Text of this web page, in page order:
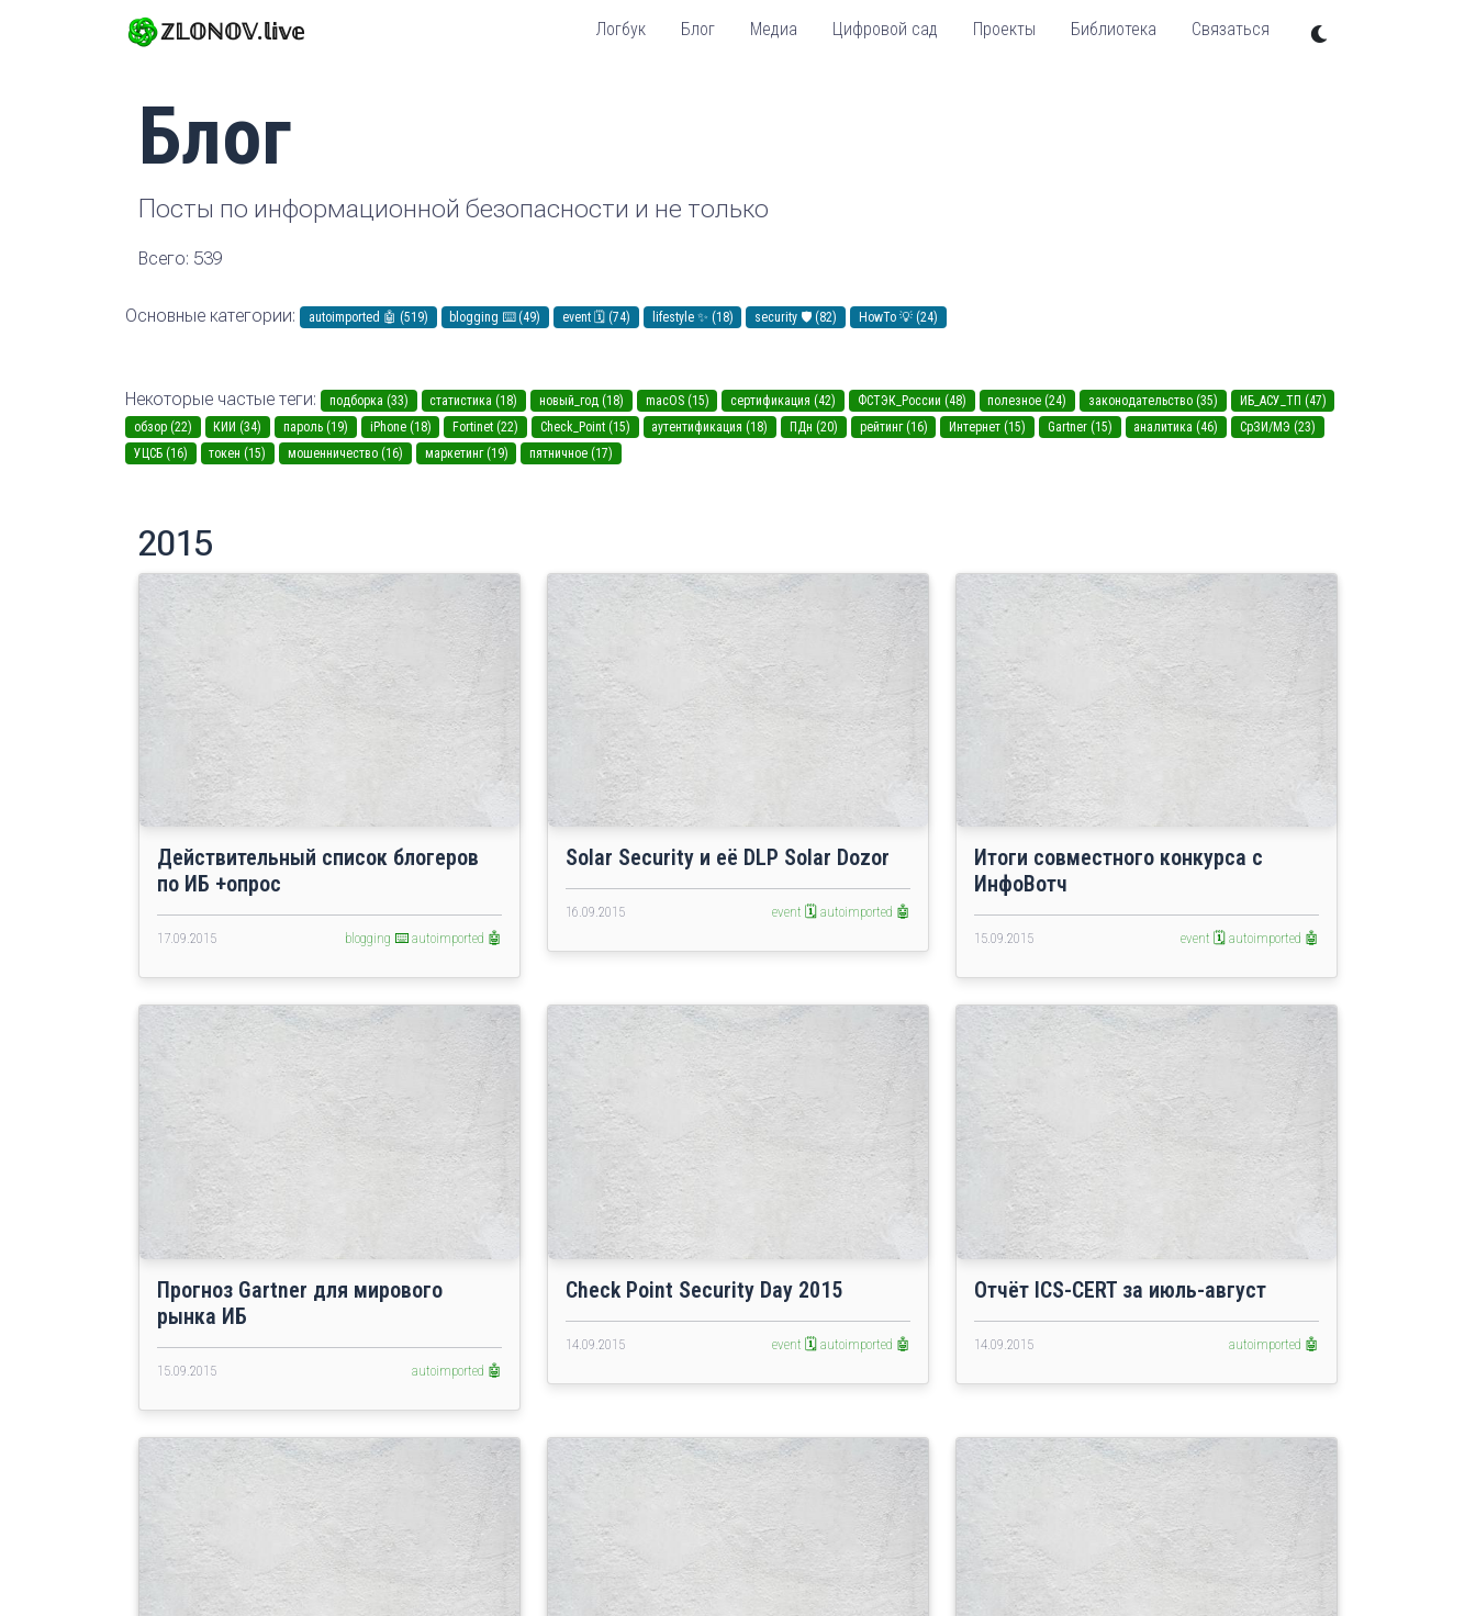
ℤ𝕃𝕆ℕ𝕆𝕍.𝕝𝕚𝕧𝕖 Логбук Блог Медиа Цифровой сад Проекты Библиотека Связаться
Блог
Посты по информационной безопасности и не только
Всего: 539
Основные категории: autoimported 🤖 (519) blogging ⌨️ (49) event 🗓️ (74) lifestyle ✨ (18) security 🛡️ (82) HowTo 💡 (24)
Некоторые частые теги: подборка (33) статистика (18) новый_год (18) macOS (15) сертификация (42) ФСТЭК_России (48) полезное (24) законодательство (35)
ИБ_АСУ_ТП (47)
обзор (22)
КИИ (34) пароль (19) iPhone (18) Fortinet (22) Check_Point (15) аутентификация (18) ПДн (20) рейтинг (16) Интернет (15) Gartner (15) аналитика (46)
СрЗИ/МЭ (23)
УЦСБ (16)
токен (15) мошенничество (16) маркетинг (19) пятничное (17)
2015
Действительный список блогеров
по ИБ +опрос
17.09.2015 blogging ⌨️ autoimported 🤖
Solar Security и её DLP Solar Dozor
16.09.2015 event 🗓️ autoimported 🤖
Итоги совместного конкурса с
ИнфоВотч
15.09.2015 event 🗓️ autoimported 🤖
Прогноз Gartner для мирового
рынка ИБ
15.09.2015 autoimported 🤖
Check Point Security Day 2015
14.09.2015 event 🗓️ autoimported 🤖
Отчёт ICS-CERT за июль-август
14.09.2015 autoimported 🤖